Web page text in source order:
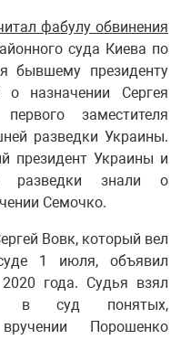
фабулу обвинения
суда Киева по
бывшему президенту
назначении Сергея
заместителя
разведки Украины.
президент Украины и
разведки знали о
Семочко.
Вовк, который вел
1 июля, объявил
года. Судья взял
в суд понятых,
Порошенко